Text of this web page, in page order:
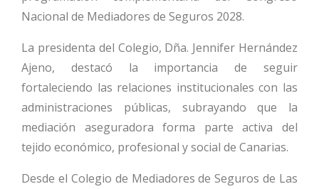
Nacional de Mediadores de Seguros 2028.
La presidenta del Colegio, Dña. Jennifer Hernández
Ajeno, destacó la importancia de seguir
fortaleciendo las relaciones institucionales con las
administraciones públicas, subrayando que la
mediación aseguradora forma parte activa del
tejido económico, profesional y social de Canarias.
Desde el Colegio de Mediadores de Seguros de Las